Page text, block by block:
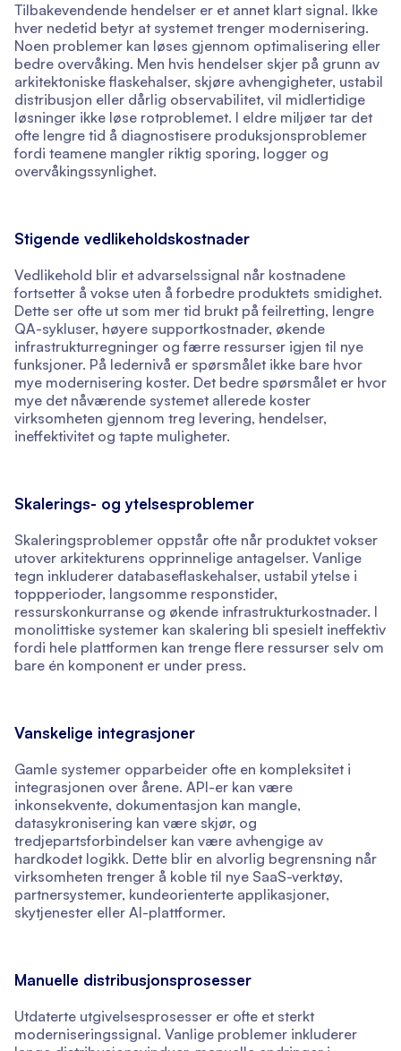
Tilbakevendende hendelser er et annet klart signal. Ikke
hver nedetid betyr at systemet trenger modernisering.
Noen problemer kan løses gjennom optimalisering eller
bedre overvåking. Men hvis hendelser skjer på grunn av
arkitektoniske flaskehalser, skjøre avhengigheter, ustabil
distribusjon eller dårlig observabilitet, vil midlertidige
løsninger ikke løse rotproblemet. I eldre miljøer tar det
ofte lengre tid å diagnostisere produksjonsproblemer
fordi teamene mangler riktig sporing, logger og
overvåkingssynlighet.
Stigende vedlikeholdskostnader
Vedlikehold blir et advarselssignal når kostnadene
fortsetter å vokse uten å forbedre produktets smidighet.
Dette ser ofte ut som mer tid brukt på feilretting, lengre
QA-sykluser, høyere supportkostnader, økende
infrastrukturregninger og færre ressurser igjen til nye
funksjoner. På ledernivå er spørsmålet ikke bare hvor
mye modernisering koster. Det bedre spørsmålet er hvor
mye det nåværende systemet allerede koster
virksomheten gjennom treg levering, hendelser,
ineffektivitet og tapte muligheter.
Skalerings- og ytelsesproblemer
Skaleringsproblemer oppstår ofte når produktet vokser
utover arkitekturens opprinnelige antagelser. Vanlige
tegn inkluderer databaseflaskehalser, ustabil ytelse i
toppperioder, langsomme responstider,
ressurskonkurranse og økende infrastrukturkostnader. I
monolittiske systemer kan skalering bli spesielt ineffektiv
fordi hele plattformen kan trenge flere ressurser selv om
bare én komponent er under press.
Vanskelige integrasjoner
Gamle systemer opparbeider ofte en kompleksitet i
integrasjonen over årene. API-er kan være
inkonsekvente, dokumentasjon kan mangle,
datasykronisering kan være skjør, og
tredjepartsforbindelser kan være avhengige av
hardkodet logikk. Dette blir en alvorlig begrensning når
virksomheten trenger å koble til nye SaaS-verktøy,
partnersystemer, kundeorienterte applikasjoner,
skytjenester eller AI-plattformer.
Manuelle distribusjonsprosesser
Utdaterte utgivelsesprosesser er ofte et sterkt
moderniseringssignal. Vanlige problemer inkluderer